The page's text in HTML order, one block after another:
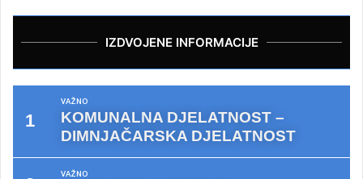
IZDVOJENE INFORMACIJE
VAŽNO
KOMUNALNA DJELATNOST –
DIMNJAČARSKA DJELATNOST
VAŽNO